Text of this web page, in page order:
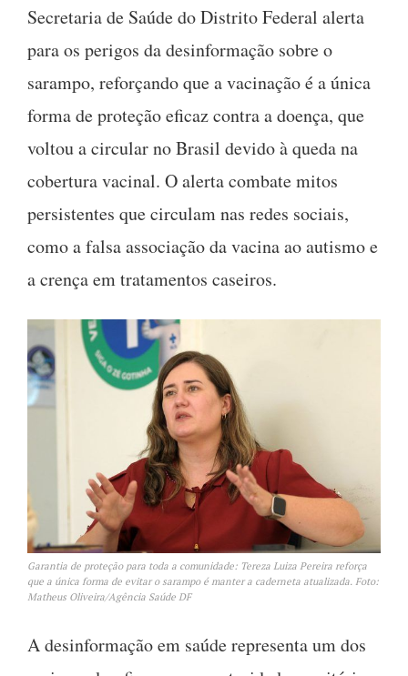
Secretaria de Saúde do Distrito Federal alerta
para os perigos da desinformação sobre o
sarampo, reforçando que a vacinação é a única
forma de proteção eficaz contra a doença, que
voltou a circular no Brasil devido à queda na
cobertura vacinal. O alerta combate mitos
persistentes que circulam nas redes sociais,
como a falsa associação da vacina ao autismo e
a crença em tratamentos caseiros.
Garantia de proteção para toda a comunidade: Tereza Luiza Pereira reforça
que a única forma de evitar o sarampo é manter a caderneta atualizada. Foto:
Matheus Oliveira/Agência Saúde DF
A desinformação em saúde representa um dos